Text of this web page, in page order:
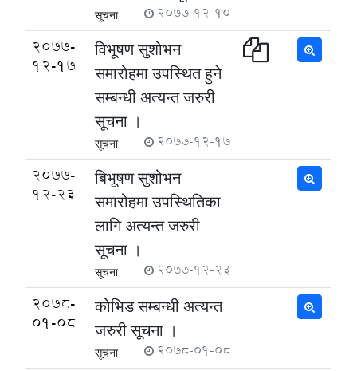
सूचना 2077-12-10
2077-
12-17
विभूषण सुशोभन
समारोहमा उपस्थित हुने
सम्बन्धी अत्यन्त जरुरी
सूचना ।
सूचना 2077-12-17
2077-
12-23
बिभूषण सुशोभन
समारोहमा उपस्थितिका
लागि अत्यन्त जरुरी
सूचना ।
सूचना 2077-12-23
2078-
01-08
कोभिड सम्बन्धी अत्यन्त
जरुरी सूचना ।
सूचना 2078-01-08